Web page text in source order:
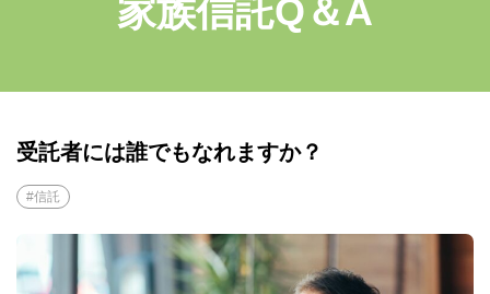
家族信託Q＆A
受託者には誰でもなれますか？
#信託